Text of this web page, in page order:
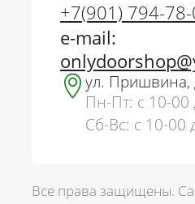
+7(901) 794-
e-mail:
ул. Пришвина,
Пн-Пт: с 10-00
Сб-Вс: с 10-00
Все права защищены.